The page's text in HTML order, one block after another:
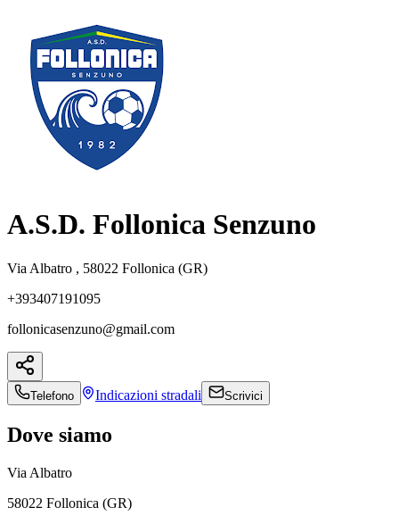
A.S.D. Follonica Senzuno
Via Albatro , 58022 Follonica (GR)
+393407191095
follonicasenzuno@gmail.com
Telefono Indicazioni stradali Scrivici
Dove siamo
Via Albatro
58022 Follonica (GR)